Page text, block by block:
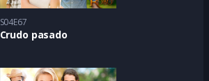
S04E67
Crudo pasado